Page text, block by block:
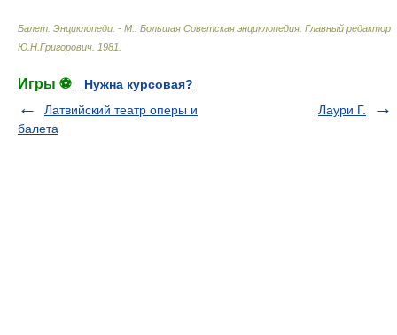
Балет. Энциклопеди. - М.: Большая Советская энциклопедия Главный редактор
Ю.Н.Григорович 1981
Игры ⚽
Нужна курсовая?
Латвийский театр оперы и
балета
Лаури Г.